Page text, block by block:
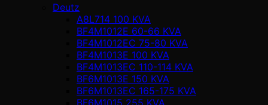
Deutz
A8L714 100 KVA
BF4M1012E 60-66 KVA
BF4M1012EC 75-80 KVA
BF4M1013E 100 KVA
BF4M1013EC 110-114 KVA
BF6M1013E 150 KVA
BF6M1013EC 165-175 KVA
BF6M1015 255 KVA